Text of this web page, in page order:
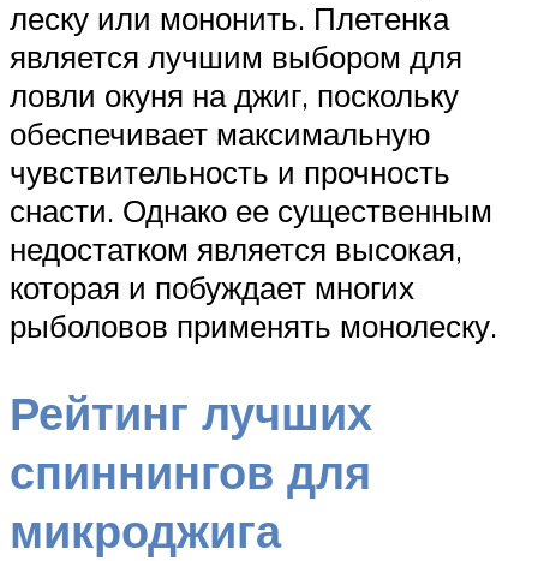
леску или мононить. Плетенка
является лучшим выбором для
ловли окуня на джиг, поскольку
обеспечивает максимальную
чувствительность и прочность
снасти. Однако ее существенным
недостатком является высокая,
которая и побуждает многих
рыболовов применять монолеску.
Рейтинг лучших
спиннингов для
микроджига